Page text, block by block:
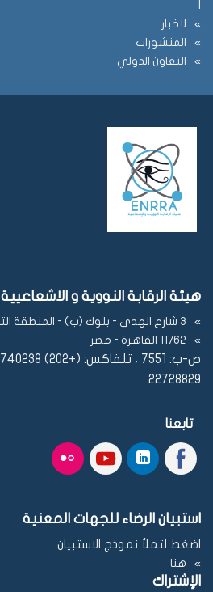
لاخبار
المنشورات
التعاون الدولي
هيئة الرقابة النووية و الاشعاعيية
3 شارع الهدى - بلوك (ب) - المنطقة التاسعة - مدينة نصر
11762 القاهرة - مصر
22728829
تابعنا
استبيان الرضاء للجهات المعنية
اضغط لتملأ نموذج الاستبيان
هنا
الإشتراك